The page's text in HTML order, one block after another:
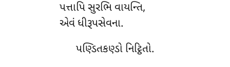
પત્તાપિ સુરભિ વાયન્તિ,
એવં ધીરૂપસેવના.
પણ્ડિતકણ્ડો નિટ્ઠિતો.